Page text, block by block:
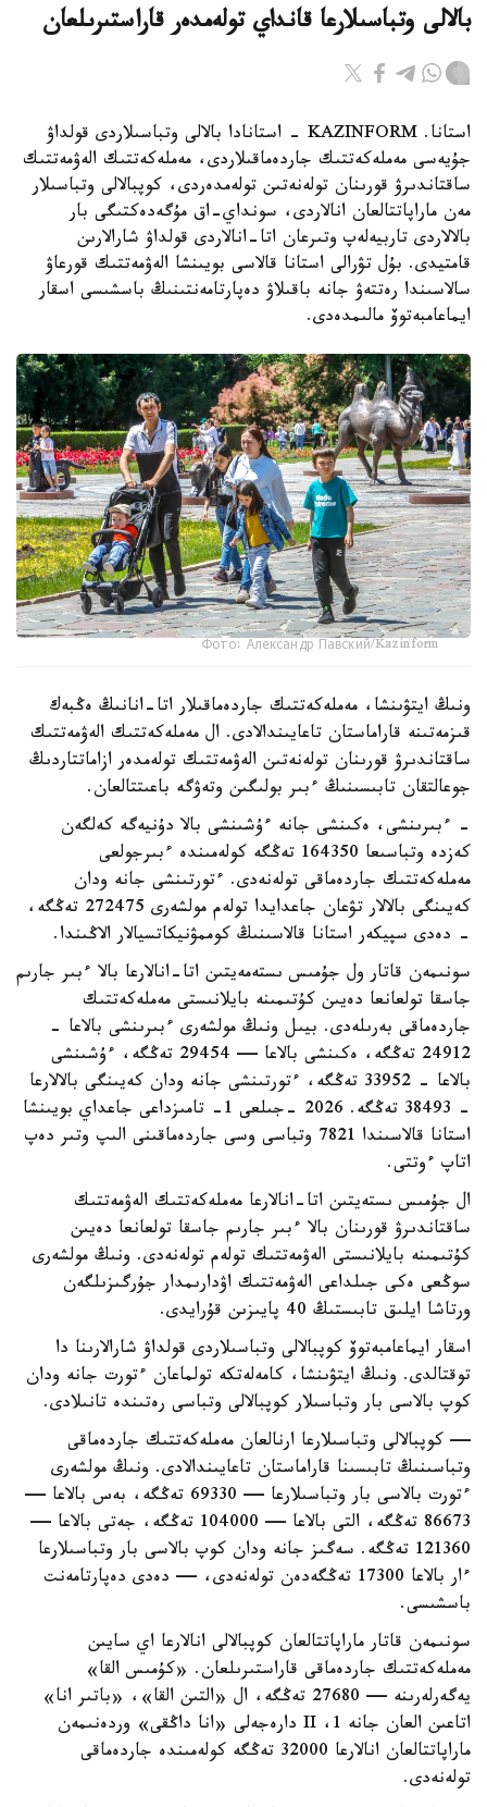
بالالى وتباسىلارعا قانداي تولەمدەر قاراستىرىلعان
استانا. KAZINFORM - استانادا بالالى وتباسىلاردى قولداۋ
جۇيەسى مەملەكەتتىك جاردەماقىلاردى، مەملەكەتتىك الەۋمەتتىك
ساقتاندىرۋ قورىنان تولەنەتىن تولەمدەردى، كوپبالالى وتباسىلار
مەن ماراپاتتالعان انالاردى، سونداي-اق مۇگەدەكتىگى بار
بالالاردى تاربيەلەپ وتىرعان اتا-انالاردى قولداۋ شارالارىن
قامتيدى. بۇل تۋرالى استانا قالاسى بويىنشا الەۋمەتتىك قورعاۋ
سالاسىندا رەتتەۋ جانە باقىلاۋ دەپارتامەنتىنىڭ باسشىسى اسقار
ايماعامبەتوۆ مالىمدەدى.
Фото: Александр Павский/Kazinform
ونىڭ ايتۋىنشا، مەملەكەتتىك جاردەماقىلار اتا-انانىڭ ەڭبەك
قىزمەتىنە قاراماستان تاعايىندالادى. ال مەملەكەتتىك الەۋمەتتىك
ساقتاندىرۋ قورىنان تولەنەتىن الەۋمەتتىك تولەمدەر ازاماتتاردىڭ
جوعالتقان تابىسىنىڭ ءبىر بولىگىن وتەۋگە باعىتتالعان.
- ءبىرىنشى، ەكىنشى جانە ءۇشىنشى بالا دۇنيەگە كەلگەن
كەزدە وتباسىعا 164350 تەڭگە كولەمىندە ءبىرجولعى
مەملەكەتتىك جاردەماقى تولەنەدى. ءتورتىنشى جانە ودان
كەيىنگى بالالار تۋعان جاعدايدا تولەم مولشەرى 272475 تەڭگە،
- دەدى سپيكەر استانا قالاسىنىڭ كوممۋنيكاتسيالار الاڭىندا.
سونىمەن قاتار ول جۇمىس ىستەمەيتىن اتا-انالارعا بالا ءبىر جارىم
جاسقا تولعانعا دەيىن كۇتىمىنە بايلانىستى مەملەكەتتىك
جاردەماقى بەرىلەدى. بيىل ونىڭ مولشەرى ءبىرىنشى بالاعا -
24912 تەڭگە، ەكىنشى بالاعا — 29454 تەڭگە، ءۇشىنشى
بالاعا - 33952 تەڭگە، ءتورتىنشى جانە ودان كەيىنگى بالالارعا
- 38493 تەڭگە. 2026 -جىلعى 1- تامىزداعى جاعداي بويىنشا
استانا قالاسىندا 7821 وتباسى وسى جاردەماقىنى الىپ وتىر دەپ
اتاپ ءوتتى.
ال جۇمىس ىستەيتىن اتا-انالارعا مەملەكەتتىك الەۋمەتتىك
ساقتاندىرۋ قورىنان بالا ءبىر جارىم جاسقا تولعانعا دەيىن
كۇتىمىنە بايلانىستى الەۋمەتتىك تولەم تولەنەدى. ونىڭ مولشەرى
سوڭعى ەكى جىلداعى الەۋمەتتىك اۋدارىمدار جۇرگىزىلگەن
ورتاشا ايلىق تابىستىڭ 40 پايىزىن قۇرايدى.
اسقار ايماعامبەتوۆ كوپبالالى وتباسىلاردى قولداۋ شارالارىنا دا
توقتالدى. ونىڭ ايتۋىنشا، كامەلەتكە تولماعان ءتورت جانە ودان
كوپ بالاسى بار وتباسىلار كوپبالالى وتباسى رەتىندە تانىلادى.
— كوپبالالى وتباسىلارعا ارنالعان مەملەكەتتىك جاردەماقى
وتباسىنىڭ تابىسىنا قاراماستان تاعايىندالادى. ونىڭ مولشەرى
ءتورت بالاسى بار وتباسىلارعا — 69330 تەڭگە، بەس بالاعا —
86673 تەڭگە، التى بالاعا — 104000 تەڭگە، جەتى بالاعا —
121360 تەڭگە. سەگىز جانە ودان كوپ بالاسى بار وتباسىلارعا
ءار بالاعا 17300 تەڭگەدەن تولەنەدى، — دەدى دەپارتامەنت
باسشىسى.
سونىمەن قاتار ماراپاتتالعان كوپبالالى انالارعا اي سايىن
مەملەكەتتىك جاردەماقى قاراستىرىلعان. «كۇمىس القا»
يەگەرلەرىنە — 27680 تەڭگە، ال «التىن القا»، «باتىر انا»
اتاعىن العان جانە 1، II دارەجەلى «انا داڭقى» وردەنىمەن
ماراپاتتالعان انالارعا 32000 تەڭگە كولەمىندە جاردەماقى
تولەنەدى.